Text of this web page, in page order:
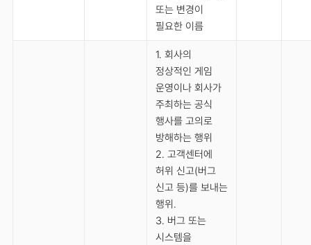
또는 변경이
필요한 이름
1. 회사의
정상적인 게임
운영이나 회사가
주최하는 공식
행사를 고의로
방해하는 행위
2. 고객센터에
허위 신고(버그
신고 등)를 보내는
행위.
3. 버그 또는
시스템을